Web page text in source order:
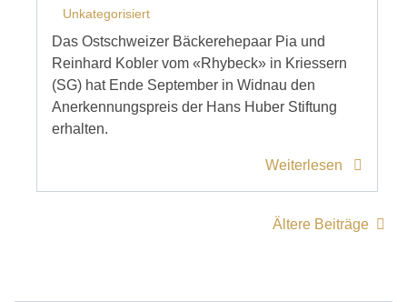
Unkategorisiert
Das Ostschweizer Bäckerehepaar Pia und
Reinhard Kobler vom «Rhybeck» in Kriessern
(SG) hat Ende September in Widnau den
Anerkennungspreis der Hans Huber Stiftung
erhalten.
Weiterlesen
Ältere Beiträge